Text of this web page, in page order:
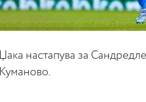
Џака настапува за
Куманово.